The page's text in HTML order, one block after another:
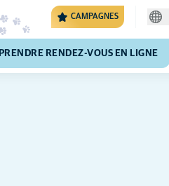
CAMPAGNES
PRENDRE RENDEZ-VOUS EN LIGNE